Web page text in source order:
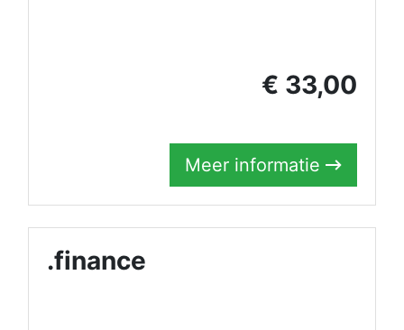
€ 33,00
Meer informatie
.finance